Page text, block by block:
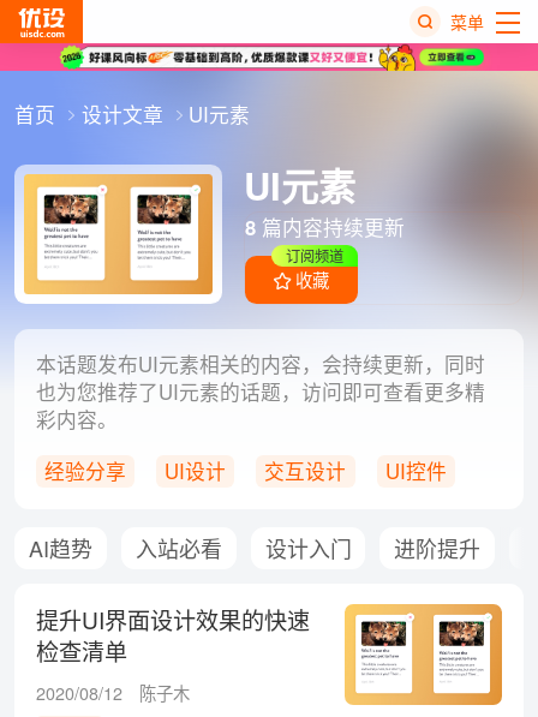
菜单
首页 设计文章 UI元素
UI元素
8 篇内容持续更新
收藏
订阅频道
本话题发布UI元素相关的内容，会持续更新，同时
也为您推荐了UI元素的话题，访问即可查看更多精
彩内容。
经验分享
UI设计 交互设计
UI控件
AI趋势 入站必看 设计入门 进阶提升
提升UI界面设计效果的快速
检查清单
2020/08/12
陈子木